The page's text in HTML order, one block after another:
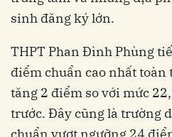
sinh đăng ký lớn.
THPT Phan Đình Phùng
điểm chuẩn cao nhất
tăng 2 điểm so với mức
trước. Đây cũng là trường
chuẩn vượt ngưỡng 24